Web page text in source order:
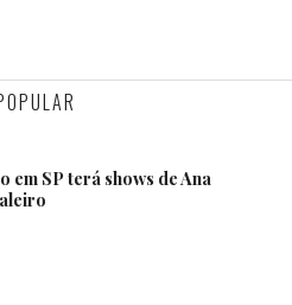
em SP terá shows de Ana